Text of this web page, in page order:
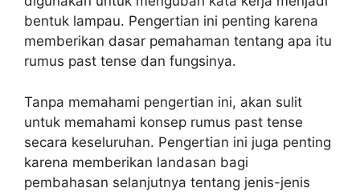
bentuk lampau. Pengertian ini penting karena
memberikan dasar pemahaman tentang apa itu
rumus past tense dan fungsinya.
Tanpa memahami pengertian ini, akan sulit
untuk memahami konsep rumus past tense
secara keseluruhan. Pengertian ini juga penting
karena memberikan landasan bagi
pembahasan selanjutnya tentang jenis-jenis